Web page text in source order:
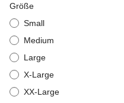
Größe
Small
Medium
Large
X-Large
XX-Large